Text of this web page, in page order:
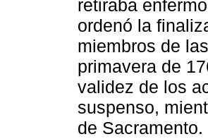
retiraba
ordenó la
miembros de
primavera de
validez de los
suspenso,
de Sacramento.